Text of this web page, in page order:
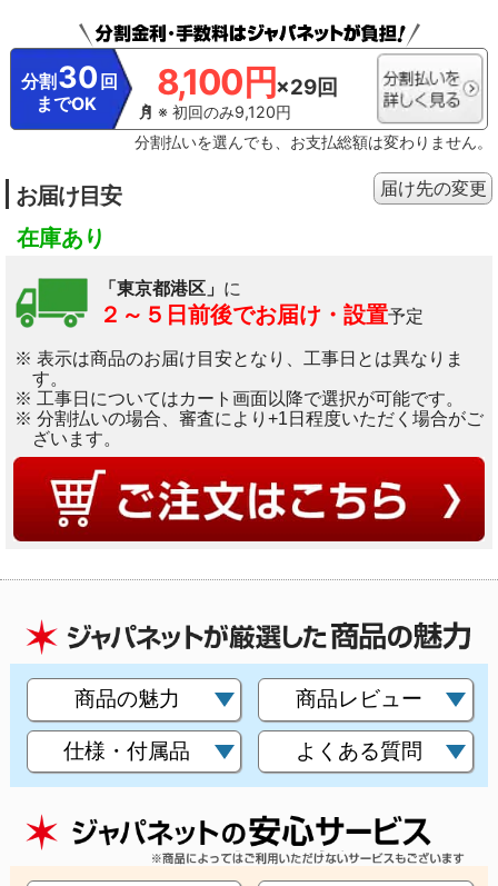
分割 30 回
までOK
8,100円×29回
※ 初回のみ9,120円
分割払いを選んでも、お支払総額は変わりません。
お届け目安
在庫あり
「東京都港区」 に
２～５日前後でお届け・設置予定
※ 表示は商品のお届け目安となり、工事日とは異なりま
す。
※ 工事日についてはカート画面以降で選択が可能です。
※ 分割払いの場合、審査により+1日程度いただく場合がご
ざいます。
届け先の変更
商品の魅力 商品レビュー
仕様・付属品 よくある質問